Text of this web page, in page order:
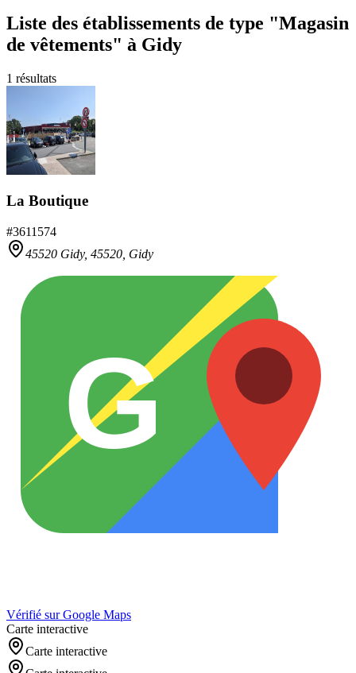
Liste des établissements de type "Magasin
de vêtements" à Gidy
1 résultats
La Boutique
#3611574
45520 Gidy, 45520 Gidy
G
Vérifié sur Google Maps
Carte interactive
Carte interactive